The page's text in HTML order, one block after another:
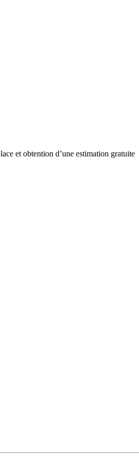
et obtention d’une estimation gratuite